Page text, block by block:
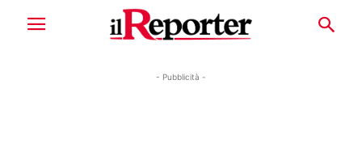
- Pubblicità -